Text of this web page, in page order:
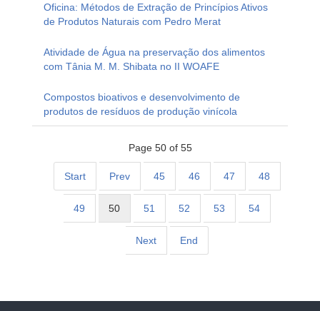
Oficina: Métodos de Extração de Princípios Ativos
de Produtos Naturais com Pedro Merat
Atividade de Água na preservação dos alimentos
com Tânia M. M. Shibata no II WOAFE
Compostos bioativos e desenvolvimento de
produtos de resíduos de produção vinícola
Page 50 of 55
Start Prev 45 46 47 48
49 50 51 52 53 54
Next End